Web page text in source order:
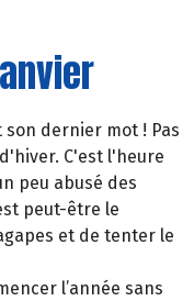
dernier mot ! Pas
C'est l'heure
peu abusé des
peut-être le
et de tenter le
l’année sans